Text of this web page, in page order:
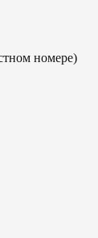
номере)